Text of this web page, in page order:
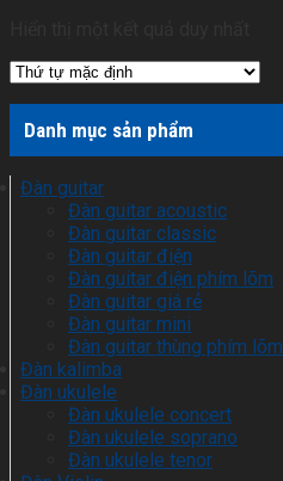
Danh mục sản phẩm
Đàn guitar
Đàn guitar acoustic
Đàn guitar classic
Đàn guitar điện
Đàn guitar điện phím lõm
Đàn guitar giá rẻ
Đàn guitar mini
Đàn guitar thùng phím lõm
Đàn kalimba
Đàn ukulele
Đàn ukulele concert
Đàn ukulele soprano
Đàn ukulele tenor